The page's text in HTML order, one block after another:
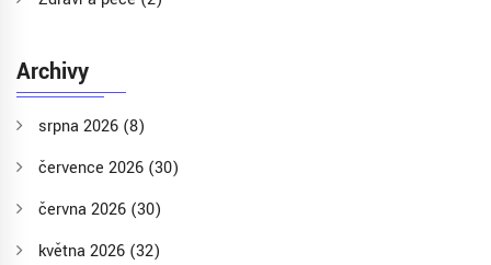
Archivy
srpna 2026 (8)
července 2026 (30)
června 2026 (30)
května 2026 (32)